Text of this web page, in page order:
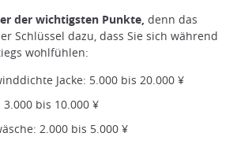
der wichtigsten Punkte, denn das
Schlüssel dazu, dass Sie sich während
wohlfühlen:
Jacke: 5.000 bis 20.000 ¥
bis 10.000 ¥
2.000 bis 5.000 ¥